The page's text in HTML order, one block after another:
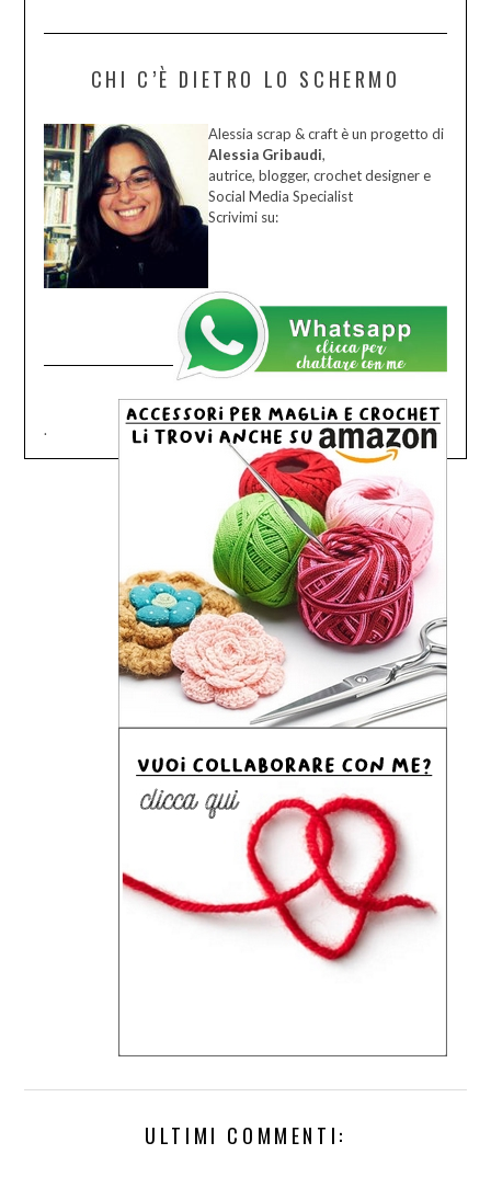
CHI C’È DIETRO LO SCHERMO
Alessia scrap & craft è un progetto di
Alessia Gribaudi,
autrice, blogger, crochet designer e
Social Media Specialist
Scrivimi su:
.
ULTIMI COMMENTI: